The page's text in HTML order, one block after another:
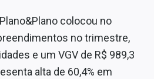
colocou no
no trimestre,
e um VGV de R$ 989,3
alta de 60,4% em